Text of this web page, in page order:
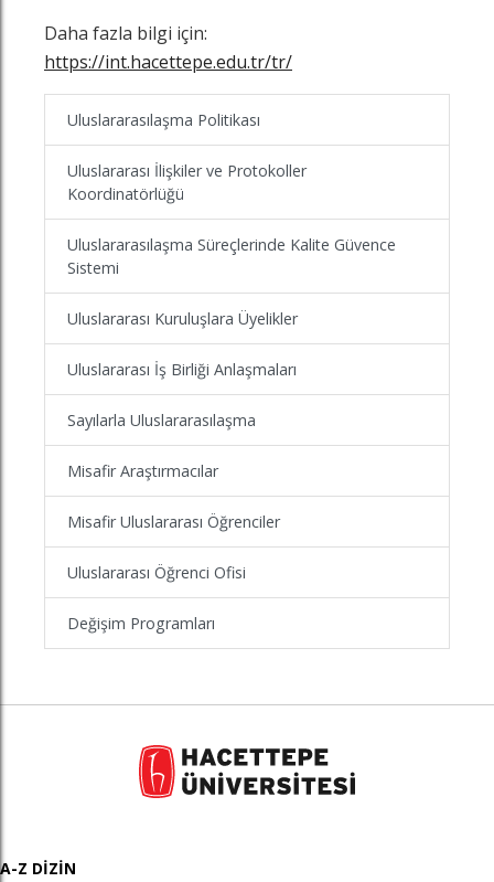
Daha fazla bilgi için:
https://int.hacettepe.edu.tr/tr/
Uluslararasılaşma Politikası
Uluslararası İlişkiler ve Protokoller
Koordinatörlüğü
Uluslararasılaşma Süreçlerinde Kalite Güvence
Sistemi
Uluslararası Kuruluşlara Üyelikler
Uluslararası İş Birliği Anlaşmaları
Sayılarla Uluslararasılaşma
Misafir Araştırmacılar
Misafir Uluslararası Öğrenciler
Uluslararası Öğrenci Ofisi
Değişim Programları
A-Z DİZİN